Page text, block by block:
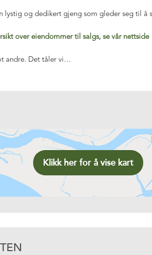
lystig og dedikert gjeng som gleder seg til å
over eiendommer til salgs, se vår nettside
andre. Det tåler vi…
Klikk her for å vise kart